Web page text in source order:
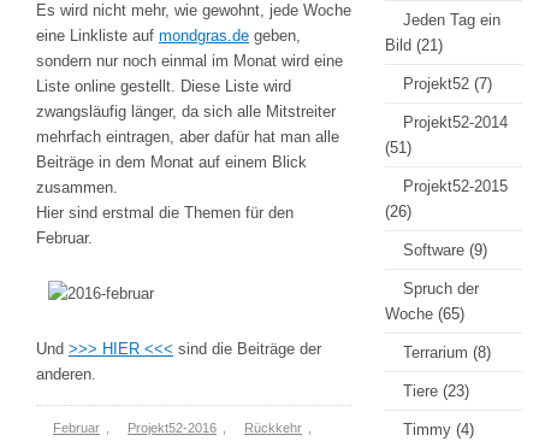
Es wird nicht mehr, wie gewohnt, jede Woche
eine Linkliste auf mondgras.de geben,
sondern nur noch einmal im Monat wird eine
Liste online gestellt. Diese Liste wird
zwangsläufig länger, da sich alle Mitstreiter
mehrfach eintragen, aber dafür hat man alle
Beiträge in dem Monat auf einem Blick
zusammen.
Hier sind erstmal die Themen für den
Februar.
Und >>> HIER <<< sind die Beiträge der
anderen.
Februar Projekt52-2016 Rückkehr
Jeden Tag ein
Bild (21)
Projekt52 (7)
Projekt52-2014
(51)
Projekt52-2015
(26)
Software (9)
Spruch der
Woche (65)
Terrarium (8)
Tiere (23)
Timmy (4)